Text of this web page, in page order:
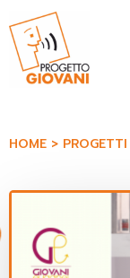
HOME PROGETTI